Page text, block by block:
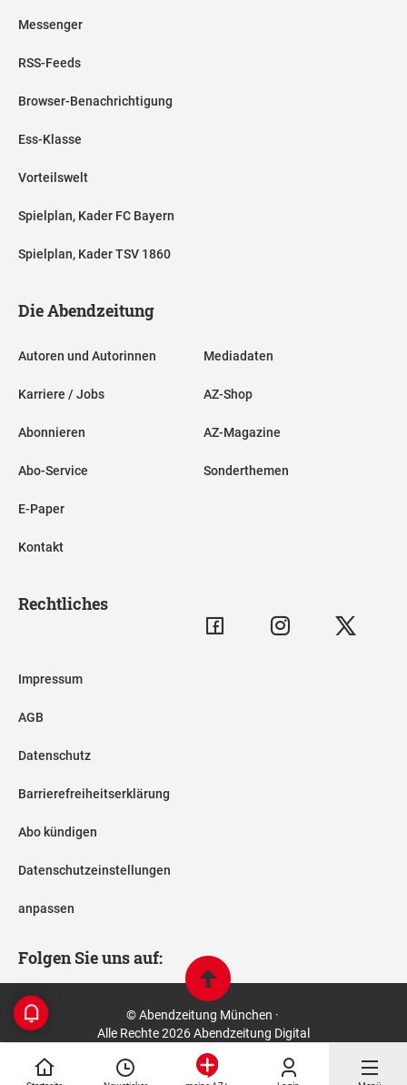
Messenger
RSS-Feeds
Browser-Benachrichtigung
Ess-Klasse
Vorteilswelt
Spielplan, Kader FC Bayern
Spielplan, Kader TSV 1860
Die Abendzeitung
Autoren und Autorinnen
Karriere / Jobs
Abonnieren
Abo-Service
E-Paper
Kontakt
Mediadaten
AZ-Shop
AZ-Magazine
Sonderthemen
Rechtliches
Impressum
AGB
Datenschutz
Barrierefreiheitserklärung
Abo kündigen
Datenschutzeinstellungen
anpassen
Folgen Sie uns auf:
© Abendzeitung München ·
Alle Rechte 2026 Abendzeitung Digital